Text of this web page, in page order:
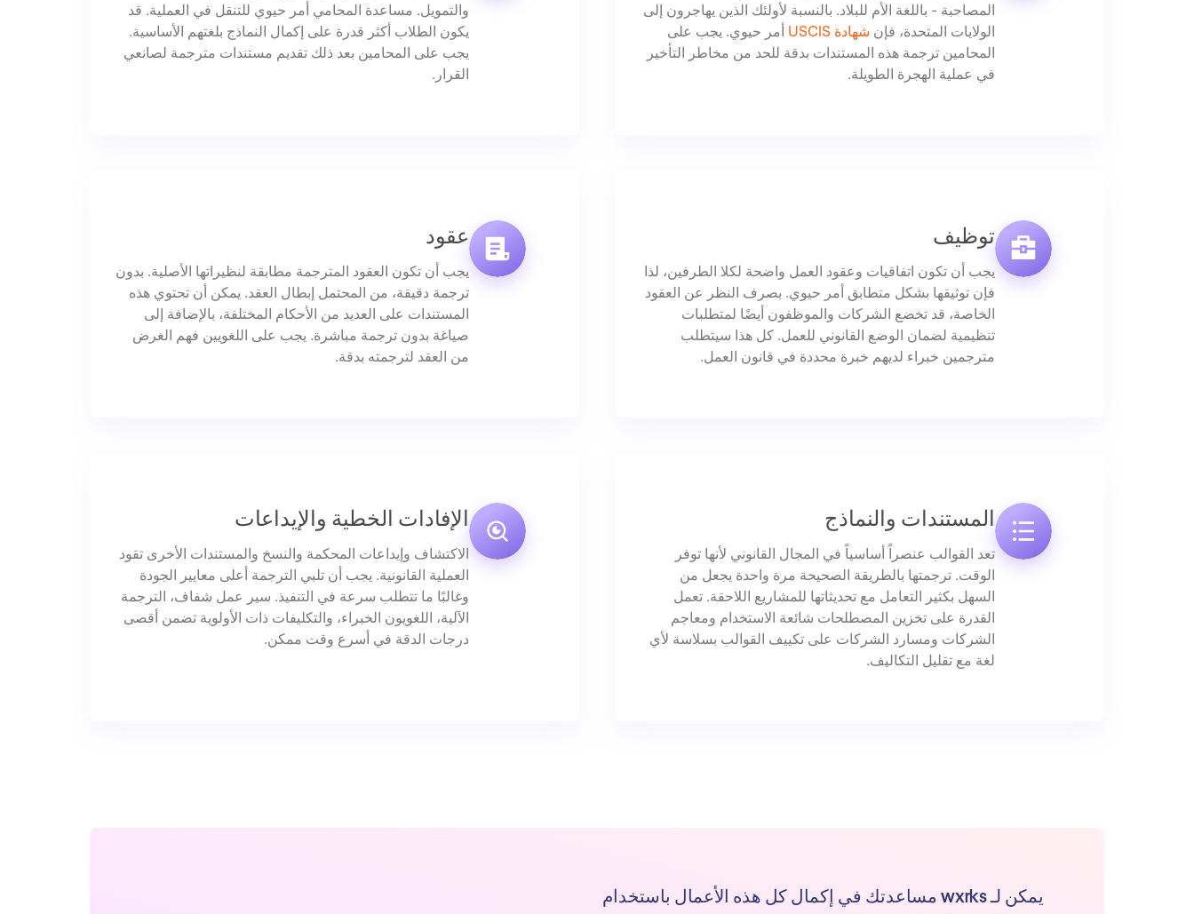
المصاحبة - باللغة الأم للبلاد. بالنسبة لأولئك الذين يهاجرون إلى
الولايات المتحدة، فإن شهادة USCIS
أمر حيوي. يجب على
المحامين ترجمة هذه المستندات بدقة للحد من مخاطر التأخير
في عملية الهجرة الطويلة.
والتمويل. مساعدة المحامي أمر حيوي للتنقل في العملية. قد
يكون الطلاب أكثر قدرة على إكمال النماذج بلغتهم الأساسية.
يجب على المحامين بعد ذلك تقديم مستندات مترجمة لصانعي
القرار.
توظيف
يجب أن تكون اتفاقيات وعقود العمل واضحة لكلا الطرفين، لذا
فإن توثيقها بشكل متطابق أمر حيوي. بصرف النظر عن العقود
الخاصة، قد تخضع الشركات والموظفون أيضًا لمتطلبات
تنظيمية لضمان الوضع القانوني للعمل. كل هذا سيتطلب
مترجمين خبراء لديهم خبرة محددة في قانون العمل.
عقود
يجب أن تكون العقود المترجمة مطابقة لنظيراتها الأصلية. بدون
ترجمة دقيقة، من المحتمل إبطال العقد. يمكن أن تحتوي هذه
المستندات على العديد من الأحكام المختلفة، بالإضافة إلى
صياغة بدون ترجمة مباشرة. يجب على اللغويين فهم الغرض
من العقد لترجمته بدقة.
المستندات والنماذج
تعد القوالب عنصراً أساسياً في المجال القانوني لأنها توفر
الوقت. ترجمتها بالطريقة الصحيحة مرة واحدة يجعل من
السهل بكثير التعامل مع تحديثاتها للمشاريع اللاحقة. تعمل
القدرة على تخزين المصطلحات شائعة الاستخدام ومعاجم
الشركات ومسارد الشركات على تكييف القوالب بسلاسة لأي
لغة مع تقليل التكاليف.
الإفادات الخطية والإيداعات
الاكتشاف وإيداعات المحكمة والنسخ والمستندات الأخرى تقود
العملية القانونية. يجب أن تلبي الترجمة أعلى معايير الجودة
وغالبًا ما تتطلب سرعة في التنفيذ. سير عمل شفاف، الترجمة
الآلية، اللغويون الخبراء، والتكليفات ذات الأولوية تضمن أقصى
درجات الدقة في أسرع وقت ممكن.
يمكن لـ wxrks مساعدتك في إكمال كل هذه الأعمال باستخدام